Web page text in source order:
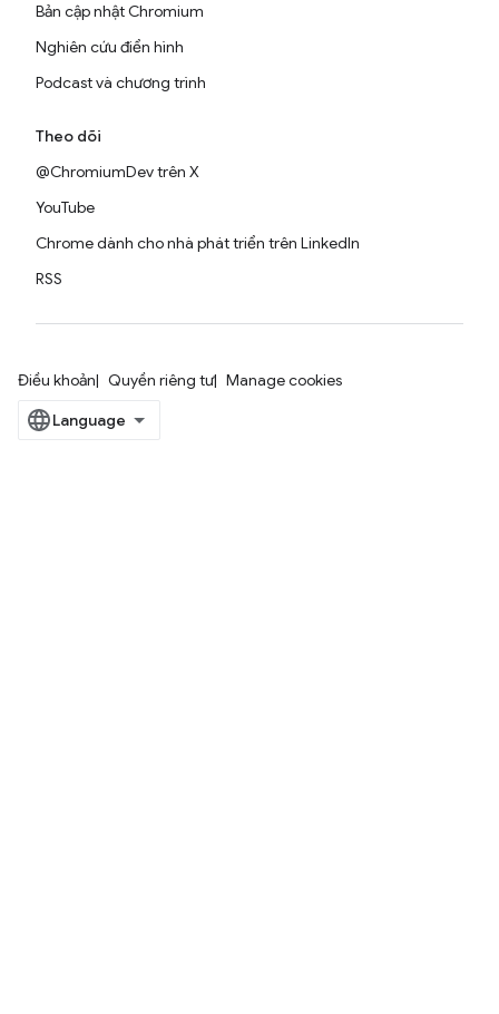
Bản cập nhật Chromium
Nghiên cứu điển hình
Podcast và chương trình
Theo dõi
@ChromiumDev trên X
YouTube
Chrome dành cho nhà phát triển trên LinkedIn
RSS
Điều khoản Quyền riêng tư Manage cookies